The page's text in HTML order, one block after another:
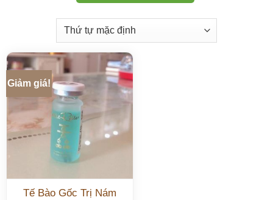
Giảm giá!
Tế Bào Gốc Trị Nám